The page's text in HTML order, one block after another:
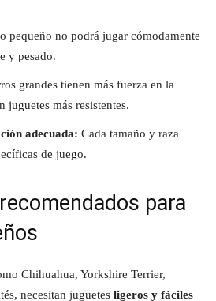
pequeño no podrá jugar cómodamente
y pesado.
grandes tienen más fuerza en la
juguetes más resistentes.
adecuada: Cada tamaño y raza
de juego.
para
Chihuahua, Yorkshire Terrier,
necesitan juguetes ligeros y fáciles